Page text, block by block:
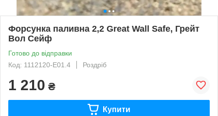
Форсунка паливна 2,2 Great Wall Safe, Грейт
Вол Сейф
Готово до відправки
Код: 1112120-E01.4
Роздріб
1 210 ₴
Купити